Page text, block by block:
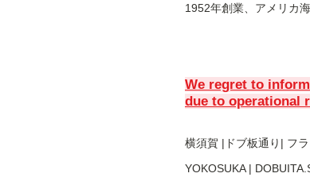
1952年創業、アメリカ
We regret to
due to operational
横須賀 |ドブ板通り| フラ
YOKOSUKA |